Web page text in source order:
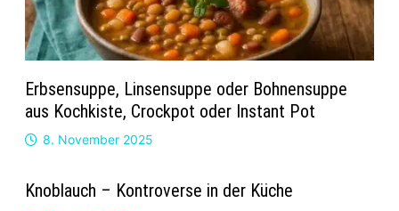
Erbsensuppe, Linsensuppe oder Bohnensuppe
aus Kochkiste, Crockpot oder Instant Pot
8. November 2025
Knoblauch – Kontroverse in der Küche